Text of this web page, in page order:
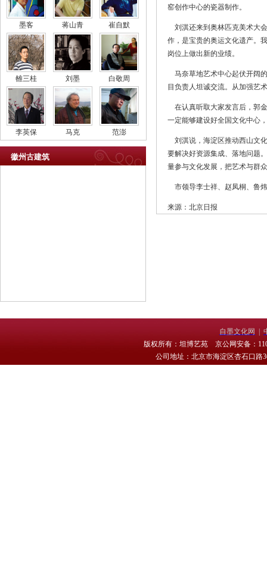
墨客 蒋山青 崔自默
雒三桂 刘墨 白敬周
李英保 马克 范澎
徽州古建筑
窑创作中心的瓷器制作。
刘淇还来到奥林匹克美术大
作，是宝贵的奥运文化遗产。
岗位上做出新的业绩。
马奈草地艺术中心起伏开阔
目负责人坦诚交流。从加强艺
在认真听取大家发言后，郭
一定能够建设好全国文化中心
刘淇说，海淀区推动西山文
要解决好资源集成、落地问题
量参与文化发展，把艺术与群
市领导李士祥、赵凤桐、鲁
来源：北京日报
自墨文化网
版权所有：坦博艺苑 京公网安备：
公司地址：北京市海淀区杏石口路